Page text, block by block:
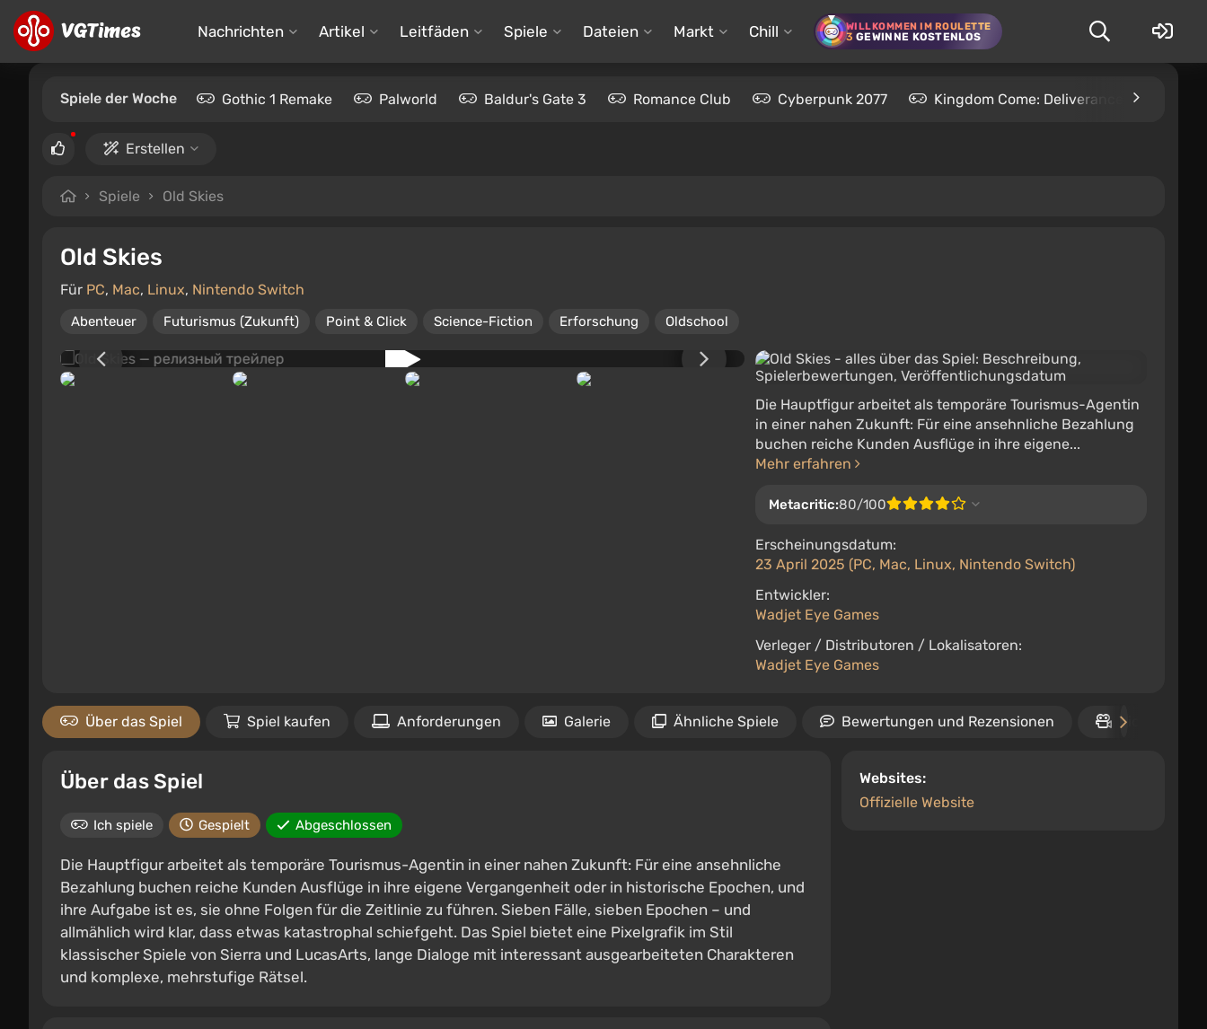
Nachrichten Artikel Leitfäden Spiele Dateien Markt Chill WILLKOMMEN IM ROULETTE
3 GEWINNE KOSTENLOS
Spiele der Woche Gothic 1 Remake Palworld Baldur's Gate 3 Romance Club Cyberpunk 2077 Kingdom Come: Deliverance 2
Erstellen
Spiele Old Skies
Old Skies
Für PC, Mac, Linux, Nintendo Switch
Abenteuer Futurismus (Zukunft) Point & Click Science-Fiction Erforschung Oldschool
Die Hauptfigur arbeitet als temporäre Tourismus-Agentin
in einer nahen Zukunft: Für eine ansehnliche Bezahlung
buchen reiche Kunden Ausflüge in ihre eigene...
Mehr erfahren
Metacritic:80/100
Erscheinungsdatum:
23 April 2025 (PC, Mac, Linux, Nintendo Switch)
Entwickler:
Wadjet Eye Games
Verleger / Distributoren / Lokalisatoren:
Wadjet Eye Games
Über das Spiel Spiel kaufen Anforderungen Galerie Ähnliche Spiele Bewertungen und Rezensionen Video
Websites:
Offizielle Website
Über das Spiel
Ich spiele Gespielt Abgeschlossen
Die Hauptfigur arbeitet als temporäre Tourismus-Agentin in einer nahen Zukunft: Für eine ansehnliche
Bezahlung buchen reiche Kunden Ausflüge in ihre eigene Vergangenheit oder in historische Epochen, und
ihre Aufgabe ist es, sie ohne Folgen für die Zeitlinie zu führen. Sieben Fälle, sieben Epochen – und
allmählich wird klar, dass etwas katastrophal schiefgeht. Das Spiel bietet eine Pixelgrafik im Stil
klassischer Spiele von Sierra und LucasArts, lange Dialoge mit interessant ausgearbeiteten Charakteren
und komplexe, mehrstufige Rätsel.